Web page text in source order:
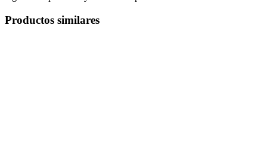
Productos similares